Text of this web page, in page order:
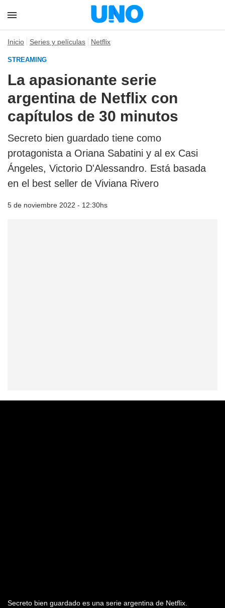
Inicio Series y películas Netflix
STREAMING
La apasionante serie
argentina de Netflix con
capítulos de 30 minutos
Secreto bien guardado tiene como
protagonista a Oriana Sabatini y al ex Casi
Ángeles, Victorio D'Alessandro. Está basada
en el best seller de Viviana Rivero
5 de noviembre 2022 - 12:30hs
Secreto bien guardado es una serie argentina de Netflix.